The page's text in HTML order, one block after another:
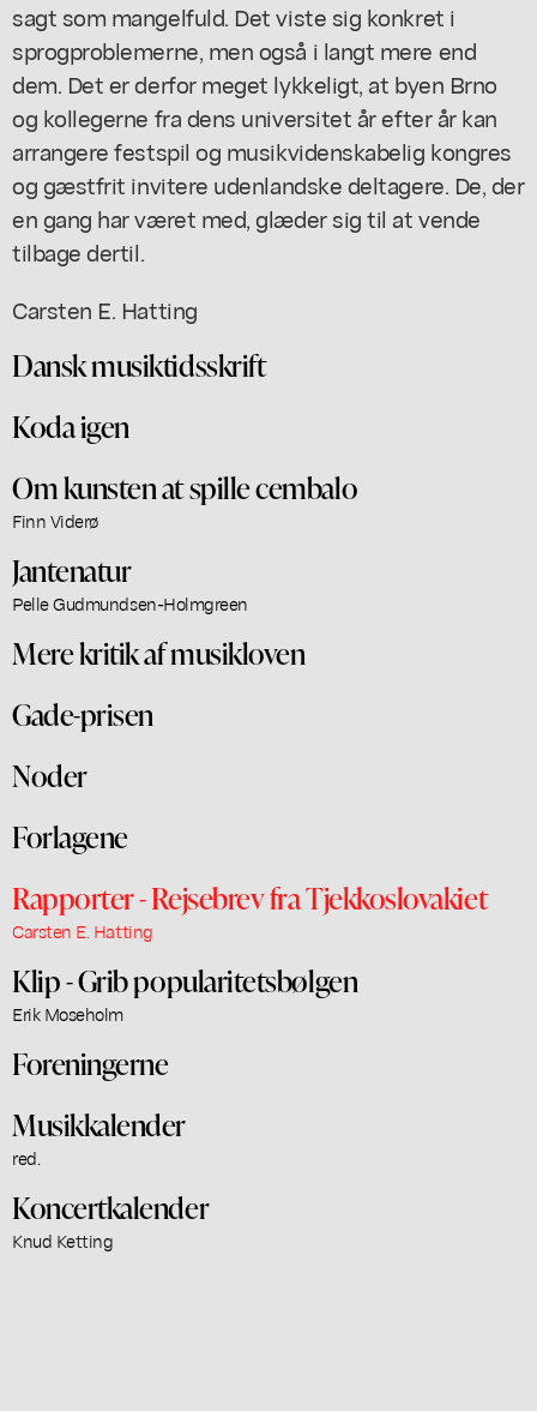
sagt som mangelfuld. Det viste sig konkret i
sprogproblemerne, men også i langt mere end
dem. Det er derfor meget lykkeligt, at byen Brno
og kollegerne fra dens universitet år efter år kan
arrangere festspil og musikvidenskabelig kongres
og gæstfrit invitere udenlandske deltagere. De, der
en gang har været med, glæder sig til at vende
tilbage dertil.
Carsten E. Hatting
Dansk musiktidsskrift
Koda igen
Om kunsten at spille cembalo
Finn Viderø
Jantenatur
Pelle Gudmundsen-Holmgreen
Mere kritik af musikloven
Gade-prisen
Noder
Forlagene
Rapporter - Rejsebrev fra Tjekkoslovakiet
Carsten E. Hatting
Klip - Grib popularitetsbølgen
Erik Moseholm
Foreningerne
Musikkalender
red.
Koncertkalender
Knud Ketting